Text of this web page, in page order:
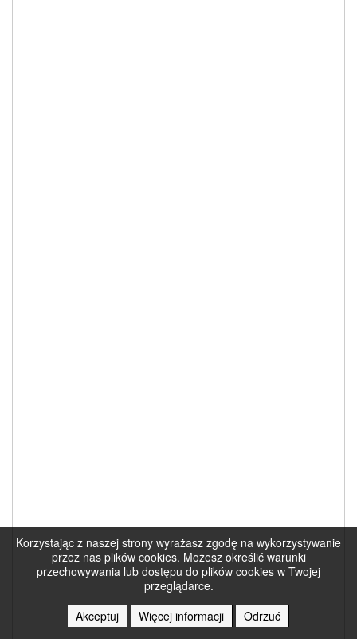
Korzystając z naszej strony wyrażasz zgodę na wykorzystywanie
przez nas plików cookies. Możesz określić warunki
przechowywania lub dostępu do plików cookies w Twojej
przeglądarce.
Akceptuj
Więcej informacji Odrzuć